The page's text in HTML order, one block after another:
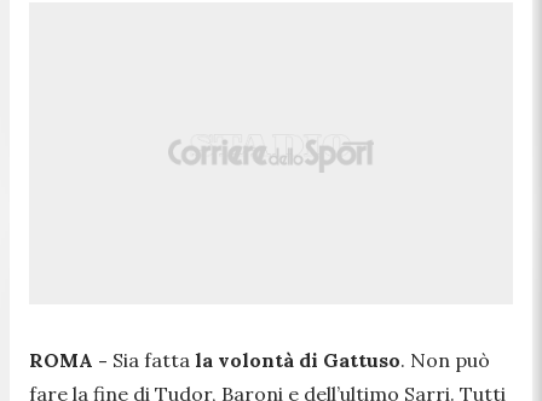
ROMA - Sia fatta la volontà di Gattuso. Non può
fare la fine di Tudor, Baroni e dell’ultimo Sarri. Tutti